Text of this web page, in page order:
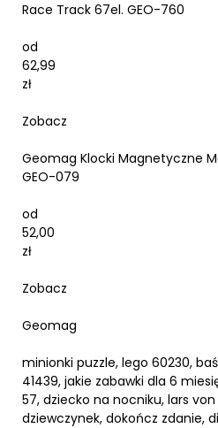
Race Track 67el. GEO-760
od
62,99
zł
Zobacz
Geomag Klocki Magnetyczne
GEO-079
od
52,00
zł
Zobacz
Geomag
minionki puzzle, lego 60230,
41439, jakie zabawki dla 6
57, dziecko na nocniku, lars
dziewczynek, dokończ zdanie,